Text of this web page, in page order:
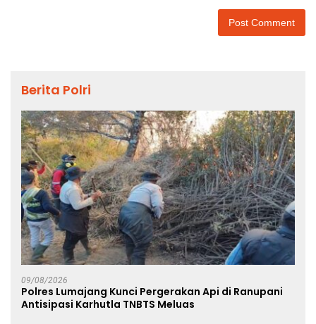
Berita Polri
09/08/2026
Polres Lumajang Kunci Pergerakan Api di Ranupani
Antisipasi Karhutla TNBTS Meluas